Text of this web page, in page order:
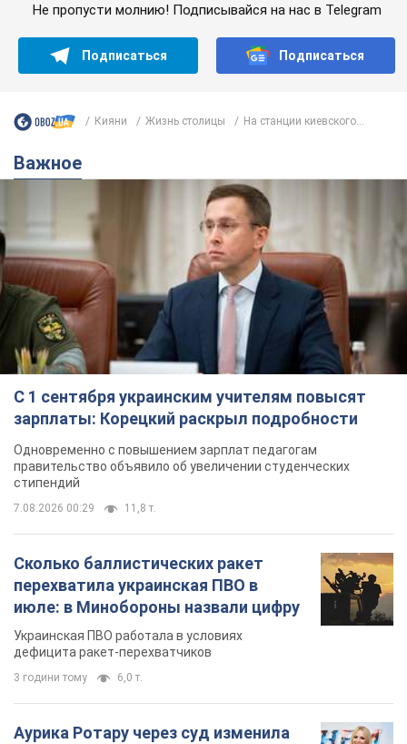
Не пропусти молнию! Подписывайся на нас в Telegram
Подписаться Подписаться
Кияни Жизнь столицы На станции киевского...
Важное
С 1 сентября украинским учителям повысят
зарплаты: Корецкий раскрыл подробности
Одновременно с повышением зарплат педагогам
правительство объявило об увеличении студенческих
стипендий
7.08.2026 00:29 11,8 т.
Сколько баллистических ракет
перехватила украинская ПВО в
июле: в Минобороны назвали цифру
Украинская ПВО работала в условиях
дефицита ракет-перехватчиков
3 години тому 6,0 т.
Аурика Ротару через суд изменила